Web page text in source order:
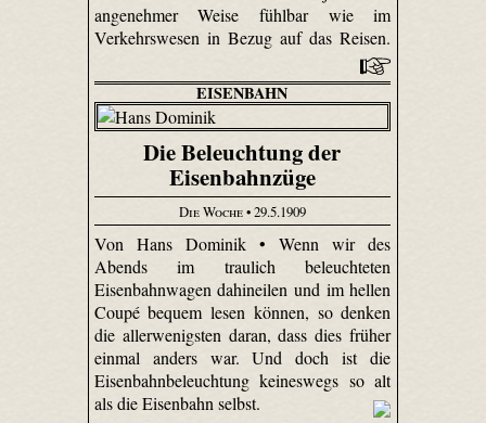
angenehmer Weise fühlbar wie im
Verkehrswesen in Bezug auf das Reisen.
EISENBAHN
Die Beleuchtung der
Eisenbahnzüge
Die Woche• 29.5.1909
Von Hans Dominik • Wenn wir des
Abends im traulich beleuchteten
Eisenbahnwagen dahineilen und im hellen
Coupé bequem lesen können, so denken
die allerwenigsten daran, dass dies früher
einmal anders war. Und doch ist die
Eisenbahnbeleuchtung keineswegs so alt
als die Eisenbahn selbst.